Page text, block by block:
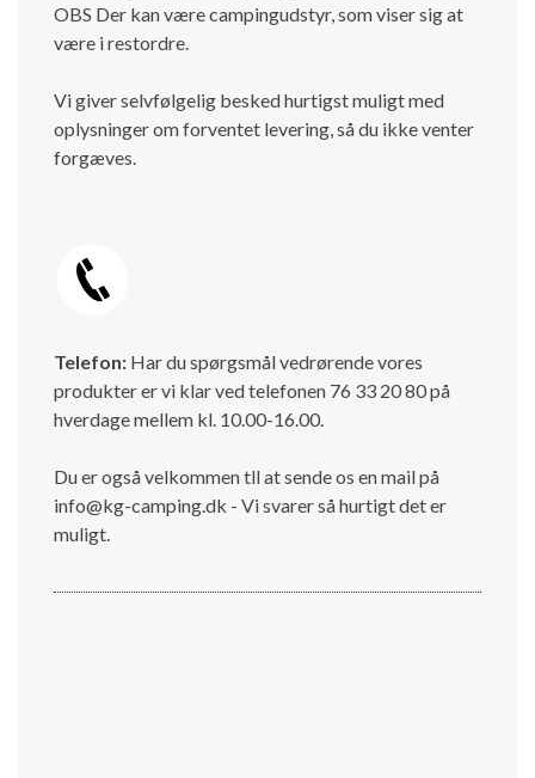
OBS Der kan være campingudstyr, som viser sig at
være i restordre.
Vi giver selvfølgelig besked hurtigst muligt med
oplysninger om forventet levering, så du ikke venter
forgæves.
Telefon: Har du spørgsmål vedrørende vores
produkter er vi klar ved telefonen 76 33 20 80 på
hverdage mellem kl. 10.00-16.00.
Du er også velkommen tll at sende os en mail på
info@kg-camping.dk - Vi svarer så hurtigt det er
muligt.